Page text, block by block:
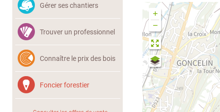
Gérer ses chantiers
Trouver un professionnel
Connaître le prix des bois
Foncier forestier
+
−